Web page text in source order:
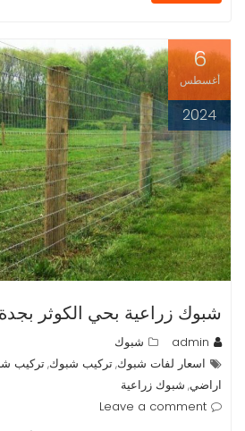
6
أغسطس
2024
شبوك زراعية بحي الكوثر بجدة
admin
شبوك
اسعار لفات شبوك,تركيب شبوك,تركيب
اراضي, شبوك زراعية
Leave a comment